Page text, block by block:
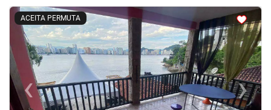
ACEITA PERMUTA
< <<<
‹Previous ›Next